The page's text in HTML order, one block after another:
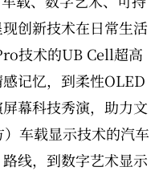
创新技术在日常生活
技术的UB Cell超高
记忆，到柔性OLED
幕科技秀演，助力文
车载显示技术的汽车
线，到数字艺术显示